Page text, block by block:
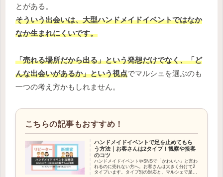
とがある。
そういう出会いは、大型ハンドメイドイベントではなか
なか生まれにくいです。
「売れる場所だから出る」という発想だけでなく、「ど
んな出会いがあるか」という視点でマルシェを選ぶのも
一つの考え方かもしれません。
ハンドメイドイベントで足を止めてもら
う方法｜お客さんは2タイプ！観察や接客
のコツ
ハンドメイドイベントやSNSで「かわいい」と言わ
れるのに売れない方へ。お客さんは大きく分けて2
タイプいます。タイプ別の対応と、マルシェで足を